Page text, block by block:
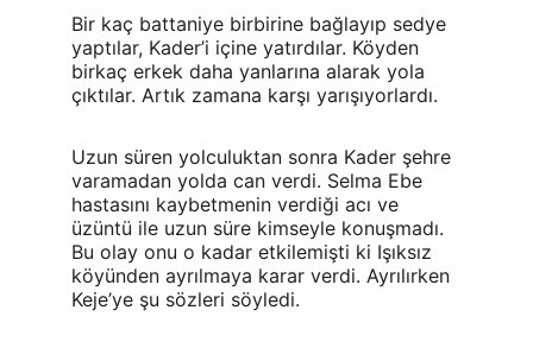
Bir kaç battaniye birbirine bağlayıp sedye
yaptılar, Kader’i içine yatırdılar. Köyden
birkaç erkek daha yanlarına alarak yola
çıktılar. Artık zamana karşı yarışıyorlardı.
Uzun süren yolculuktan sonra Kader şehre
varamadan yolda can verdi. Selma Ebe
hastasını kaybetmenin verdiği acı ve
üzüntü ile uzun süre kimseyle konuşmadı.
Bu olay onu o kadar etkilemişti ki Işıksız
köyünden ayrılmaya karar verdi. Ayrılırken
Keje’ye şu sözleri söyledi.